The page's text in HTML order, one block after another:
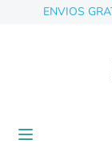
ENVIOS